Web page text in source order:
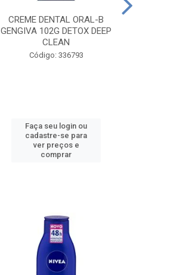
CREME DENTAL ORAL-B
GENGIVA 102G DETOX DEEP
CLEAN
Código: 336793
Faça seu login ou
cadastre-se para
ver preços e
comprar